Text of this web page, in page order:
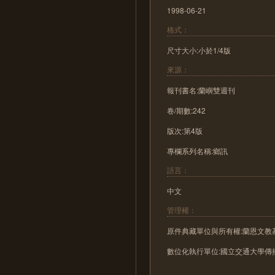
1998-06-21
格式：
尺寸大小:小於1/4版
來源：
報刊書名:蘭嶼雙週刊
卷/期數:242
版次:第4版
專欄系列名稱:鄉訊
語言：
中文
管理權：
原件典藏單位與所有權:蘭恩文教
數位化執行單位:國立交通大學傳